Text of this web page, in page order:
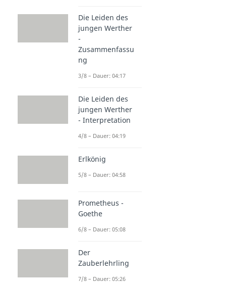
Die Leiden des
jungen Werther
-
Zusammenfassu
ng
3/8 – Dauer: 04:17
Die Leiden des
jungen Werther
- Interpretation
4/8 – Dauer: 04:19
Erlkönig
5/8 – Dauer: 04:58
Prometheus -
Goethe
6/8 – Dauer: 05:08
Der
Zauberlehrling
7/8 – Dauer: 05:26